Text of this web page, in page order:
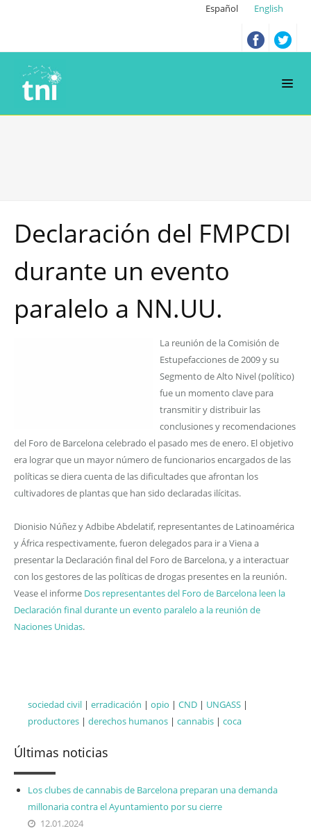
Español English
Declaración del FMPCDI
durante un evento
paralelo a NN.UU.
La reunión de la Comisión de
Estupefacciones de 2009 y su
Segmento de Alto Nivel (político)
fue un momento clave para
transmitir y distribuir las
conclusiones y recomendaciones
del Foro de Barcelona celebrado el pasado mes de enero. El objetivo
era lograr que un mayor número de funcionarios encargados de las
políticas se diera cuenta de las dificultades que afrontan los
cultivadores de plantas que han sido declaradas ilícitas.
Dionisio Núñez y Adbibe Abdelatif, representantes de Latinoamérica
y África respectivamente, fueron delegados para ir a Viena a
presentar la Declaración final del Foro de Barcelona, y a interactuar
con los gestores de las políticas de drogas presentes en la reunión.
Vease el informe Dos representantes del Foro de Barcelona leen la
Declaración final durante un evento paralelo a la reunión de
Naciones Unidas.
sociedad civil | erradicación | opio | CND | UNGASS |
productores | derechos humanos | cannabis | coca
Últimas noticias
Los clubes de cannabis de Barcelona preparan una demanda
millonaria contra el Ayuntamiento por su cierre
12.01.2024